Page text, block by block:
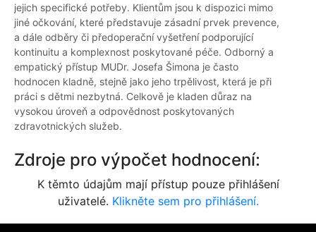
jejich specifické potřeby. Klientům jsou k dispozici mimo
jiné očkování, které představuje zásadní prvek prevence,
a dále odběry či předoperační vyšetření podporující
kontinuitu a komplexnost poskytované péče. Odborný a
empatický přístup MUDr. Josefa Šimona je často
hodnocen kladně, stejně jako jeho trpělivost, která je při
práci s dětmi nezbytná. Celkově je kladen důraz na
vysokou úroveň a odpovědnost poskytovaných
zdravotnických služeb.
Zdroje pro výpočet hodnocení:
K těmto údajům mají přístup pouze přihlášení
uživatelé. Klikněte sem pro přihlášení.